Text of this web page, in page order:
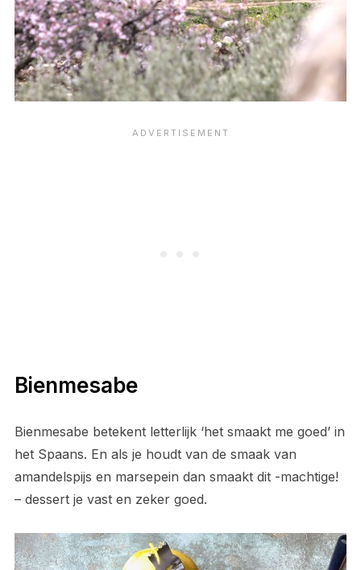
Bienmesabe
Bienmesabe betekent letterlijk ‘het smaakt me goed’ in
het Spaans. En als je houdt van de smaak van
amandelspijs en marsepein dan smaakt dit -machtige!
– dessert je vast en zeker goed.